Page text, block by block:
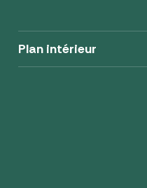
Plan intérieur